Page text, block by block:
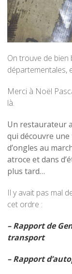
On trouve de
départementales,
Merci à Noël
là.
Un restaurateur
qui découvre
d’ongles au
atroce et dans
plus tard…
Il y avait pas mal
cet ordre :
– Rapport de
transport
– Rapport